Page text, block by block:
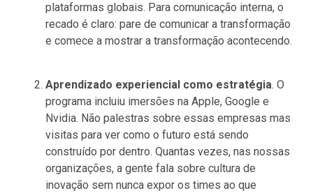
plataformas globais. Para comunicação interna, o
recado é claro: pare de comunicar a transformação
e comece a mostrar a transformação acontecendo.
Aprendizado experiencial como estratégia. O
programa incluiu imersões na Apple, Google e
Nvidia. Não palestras sobre essas empresas mas
visitas para ver como o futuro está sendo
construído por dentro. Quantas vezes, nas nossas
organizações, a gente fala sobre cultura de
inovação sem nunca expor os times ao que